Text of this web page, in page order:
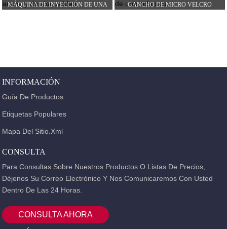
MÁQUINA DE INYECCIÓN DE UNA GANCHO DE MICRO VELCRO
INFORMACIÓN
Guía De Productos
Etiquetas Populares
Mapa Del Sitio.xml
CONSULTA
Para Consultas Sobre Nuestros Productos O Listas De Precios,
Déjenos Su Correo Electrónico Y Nos Comunicaremos Con Usted
Dentro De Las 24 Horas.
CONSULTA AHORA